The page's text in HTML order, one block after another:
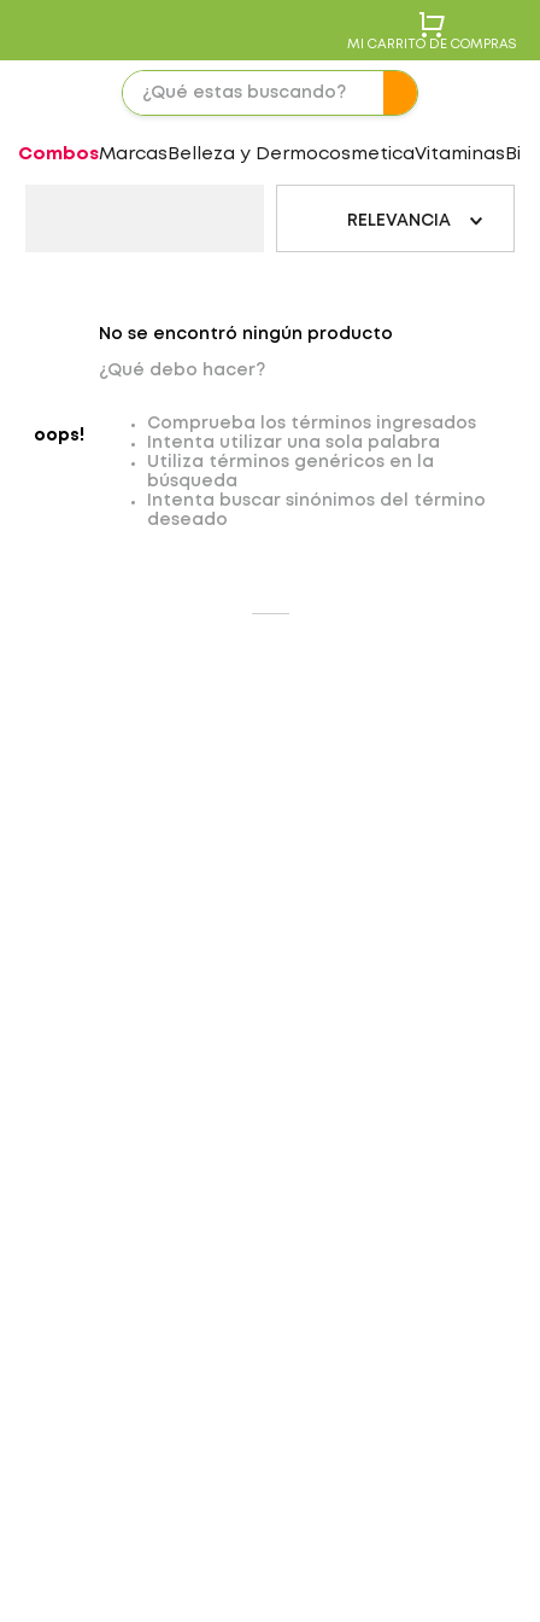
MI CARRITO DE COMPRAS
CombosMarcas Belleza y DermocosmeticaVitaminas
RELEVANCIA
oops!
No se encontró ningún producto
¿Qué debo hacer?
Comprueba los términos ingresados
Intenta utilizar una sola palabra
Utiliza términos genéricos en la
búsqueda
Intenta buscar sinónimos del término
deseado